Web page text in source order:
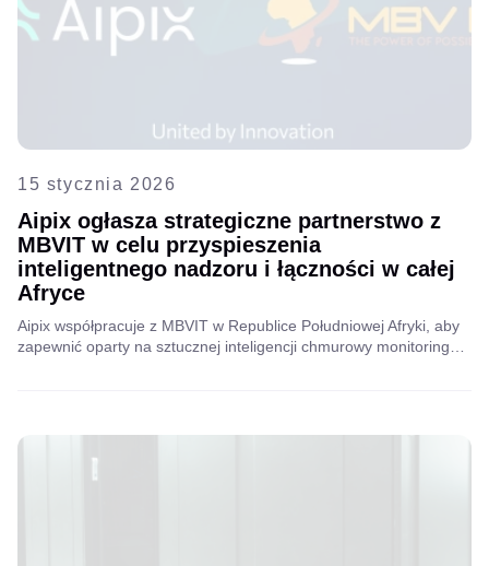
15 stycznia 2026
Aipix ogłasza strategiczne partnerstwo z
MBVIT w celu przyspieszenia
inteligentnego nadzoru i łączności w całej
Afryce
Aipix współpracuje z MBVIT w Republice Południowej Afryki, aby
zapewnić oparty na sztucznej inteligencji chmurowy monitoring